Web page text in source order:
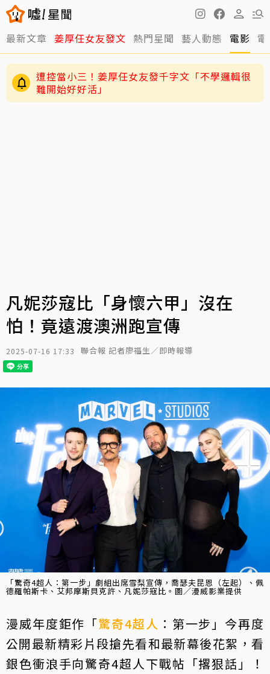
最新文章 姜厚任女友發文 熱門星聞 藝人動態 電影
遭控當小三！姜厚任女友發千字文「不學邏輯很
難開始好好活」
凡妮莎寇比「身懷六甲」沒在
怕！竟遠渡澳洲跑宣傳
2025-07-16 17:33 聯合報 記者廖福生／即時報導
「驚奇4超人：第一步」劇組出席雪梨宣傳，喬瑟夫昆恩（左起）、佩
德羅帕斯卡、艾邦摩斯貝克許、凡妮莎寇比。圖／漫威影業提供
漫威年度鉅作「驚奇4超人 ：第一步」今再度
公開最新精彩片段搶先看和最新幕後花絮，看
銀色衝浪手向驚奇4超人下戰帖「撂狠話」！